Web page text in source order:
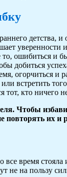
детства, и
то,
добиться
огорчиться и
встретить
тот, кто ничего
Чтобы
повторять их и
все время
не на пользу